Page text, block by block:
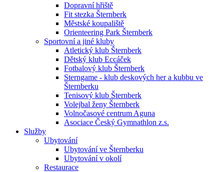
Dopravní hřiště
Fit stezka Šternberk
Městské koupaliště
Orienteering Park Šternberk
Sportovní a jiné kluby
Atletický klub Šternberk
Dětský klub Eccáček
Fotbalový klub Šternberk
Sterngame - klub deskových her a kubbu ve
Šternberku
Tenisový klub Šternberk
Volejbal ženy Šternberk
Volnočasové centrum Aguna
Asociace Český Gymnathlon z.s.
Služby
Ubytování
Ubytování ve Šternberku
Ubytování v okolí
Restaurace